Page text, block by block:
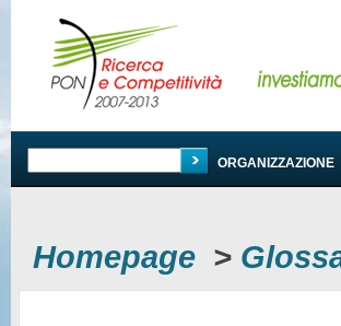
PROGRAMMA ORGANIZZAZIONE
Homepage >